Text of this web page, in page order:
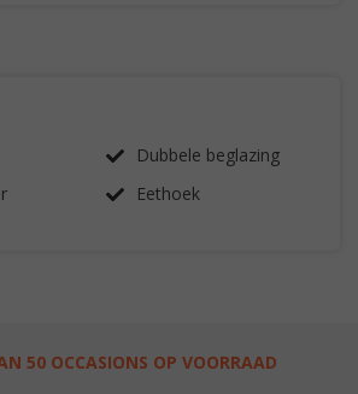
Dubbele beglazing
Eethoek
50 OCCASIONS OP VOORRAAD